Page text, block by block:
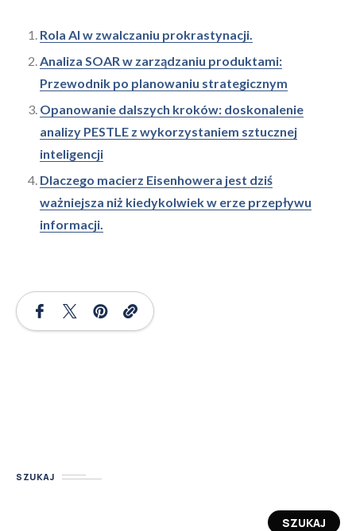
Rola AI w zwalczaniu prokrastynacji.
Analiza SOAR w zarządzaniu produktami:
Przewodnik po planowaniu strategicznym
Opanowanie dalszych kroków: doskonalenie
analizy PESTLE z wykorzystaniem sztucznej
inteligencji
Dlaczego macierz Eisenhowera jest dziś
ważniejsza niż kiedykolwiek w erze przepływu
informacji.
SZUKAJ
SZUKAJ